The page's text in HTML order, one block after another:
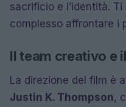
sacrificio e l’identità.
complesso affrontare i
Il team creativo e
La direzione del film è
Justin K. Thompson,